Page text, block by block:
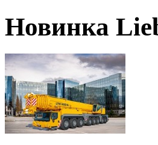
Новинка